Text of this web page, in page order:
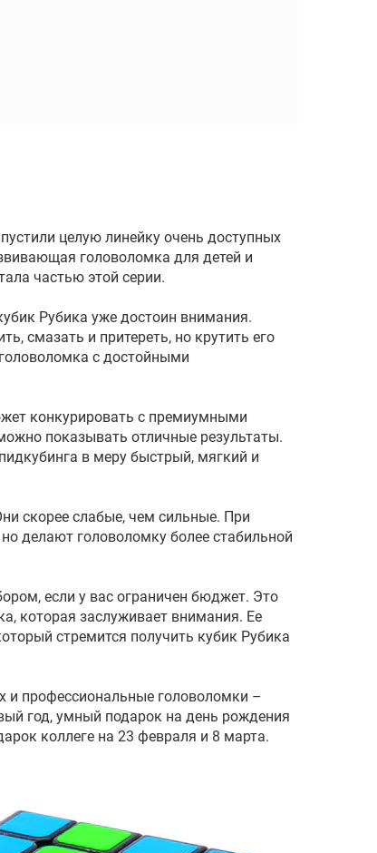
целую линейку очень доступных
головоломка для детей и
частью этой серии.
Рубика уже достоин внимания.
смазать и притереть, но крутить его
с достойными
конкурировать с премиумными
показывать отличные результаты.
в меру быстрый, мягкий и
скорее слабые, чем сильные. При
делают головоломку более стабильной
если у вас ограничен бюджет. Это
которая заслуживает внимания. Ее
стремится получить кубик Рубика
и профессиональные головоломки –
год, умный подарок на день рождения
коллеге на 23 февраля и 8 марта.